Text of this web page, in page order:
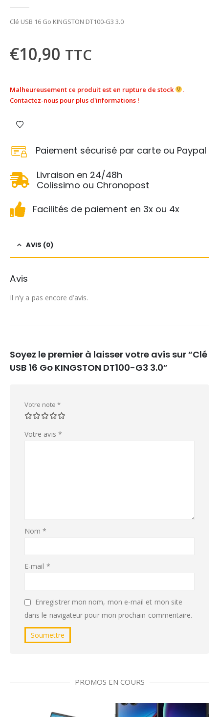
Clé USB 16 Go KINGSTON DT100-G3 3.0
€10,90 TTC
Malheureusement ce produit est en rupture de stock
.
Contactez-nous pour plus d'informations !
Paiement sécurisé par carte ou Paypal
Livraison en 24/48h
Colissimo ou Chronopost
Facilités de paiement en 3x ou 4x
AVIS (0)
Avis
Il n’y a pas encore d’avis.
Soyez le premier à laisser votre avis sur “Clé
USB 16 Go KINGSTON DT100-G3 3.0”
Votre note *
Votre avis *
Nom*
E-mail *
Enregistrer mon nom, mon e-mail et mon site
dans le navigateur pour mon prochain commentaire.
PROMOS EN COURS